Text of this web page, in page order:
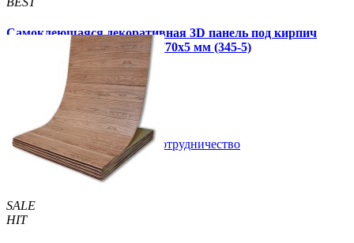
Самоклеющаяся декоративная 3D панель под кирпич
цвета слоновой кости 700x770x5 мм (345-5)
135 грн /шт
Купить В закладки Сотрудничество
SALE
HIT